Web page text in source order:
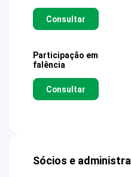
Consultar
Participação em
falência
Consultar
Sócios e